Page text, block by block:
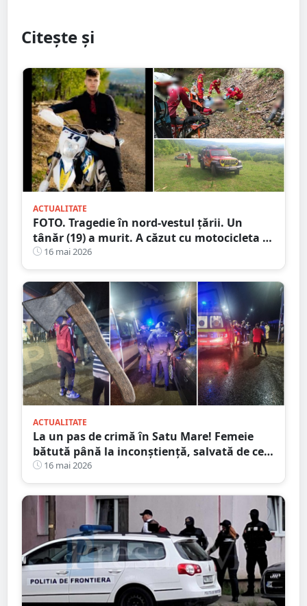
Citește și
ACTUALITATE
FOTO. Tragedie în nord-vestul țării. Un
tânăr (19) a murit. A căzut cu motocicleta în
prăpastie
16 mai 2026
ACTUALITATE
La un pas de crimă în Satu Mare! Femeie
bătută până la inconștiență, salvată de cei
4 copilași
16 mai 2026